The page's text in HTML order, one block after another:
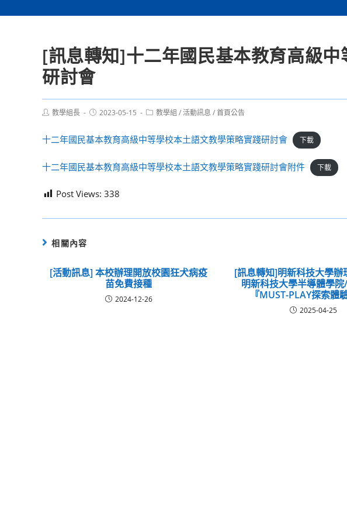
[訊息轉知]十二年國民基本教育高級
研討會
Post教學組長
Post2023-05-15
Post教學組 /活動訊息 /首頁公告
十二年國民基本教育高級中等學校本土語文教學策略實踐研討會 下載
十二年國民基本教育高級中等學校本土語文教學策略實踐研討會附件 下載
Post Views: 338
相關內容
[活動訊息] 本校辦理開放校園狂犬病疫
苗免費接種
2024-12-26
[訊息轉知]明新科技大學辦
明新科技大學半導體學
『MUST-PLAY探索體
2025-04-25